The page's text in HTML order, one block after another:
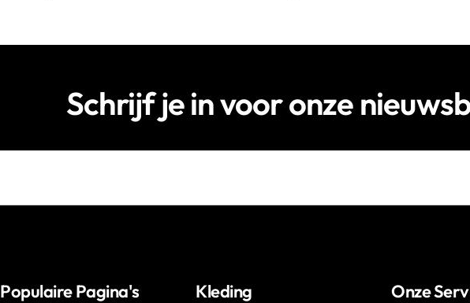
Schrijf je in voor onze
Populaire Pagina's Kleding Onze